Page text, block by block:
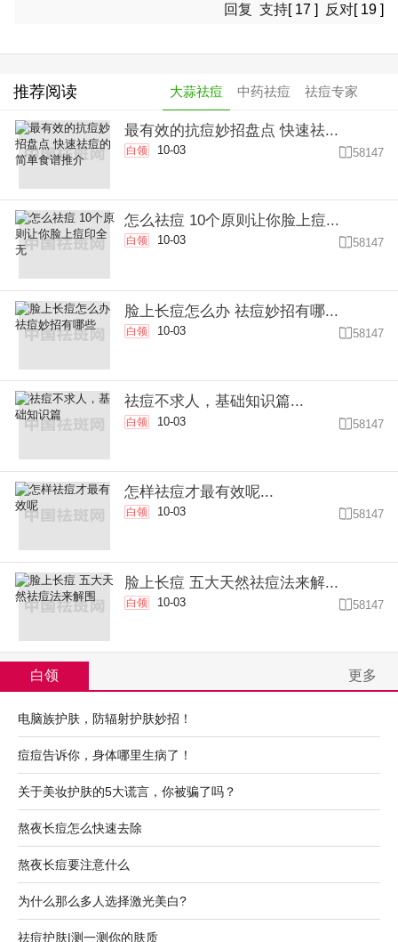
回复 支持[17 ] 反对[19 ]
推荐阅读 大蒜祛痘 中药祛痘 祛痘专家
最有效的抗痘妙招盘点 快速祛...
白领 10-03 58147
怎么祛痘 10个原则让你脸上痘...
白领 10-03 58147
脸上长痘怎么办 祛痘妙招有哪...
白领 10-03 58147
祛痘不求人，基础知识篇...
白领 10-03 58147
怎样祛痘才最有效呢...
白领 10-03 58147
脸上长痘 五大天然祛痘法来解...
白领 10-03 58147
白领 更多
电脑族护肤，防辐射护肤妙招！
痘痘告诉你，身体哪里生病了！
关于美妆护肤的5大谎言，你被骗了吗？
熬夜长痘怎么快速去除
熬夜长痘要注意什么
为什么那么多人选择激光美白?
祛痘护肤|测一测你的肤质